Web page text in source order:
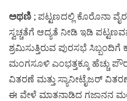
ಅಥಣಿ ; ಪಟ್ಟಣದಲ್ಲಿ ಕೊರೊನಾ
ಸ್ವಚ್ಚತೆಗೆ ಆದ್ಯತೆ ನೀಡಿ ಇಡಿ
ಶ್ರಮಿಸುತ್ತಿರುವ ಪುರಸಭೆ
ಮಂಗಸೂಳಿ ಎಂಭತ್ತಕ್ಕೂ ಹೆಚ್ಚು
ವಿತರಣೆ ಮತ್ತು ಸ್ಯಾನೀಟೈಜರ್
ಈ ವೇಳೆ ಮಾತನಾಡಿದ ಗಜಾನನ